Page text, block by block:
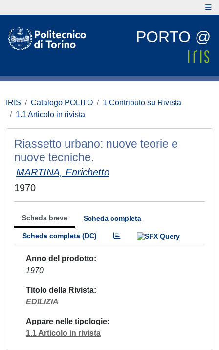
PORTO @
IRIS Catalogo POLITO
1 Contributo su Rivista
1.1 Articolo in rivista
Riassetto urbano: nuove teorie e
nuove tecniche.
MARTINA, Enrichetto
1970
Scheda breve Scheda completa
Scheda completa (DC)
Anno del prodotto
1970
Titolo della Rivista
EDILIZIA
Appare nelle tipologie
1.1 Articolo in rivista